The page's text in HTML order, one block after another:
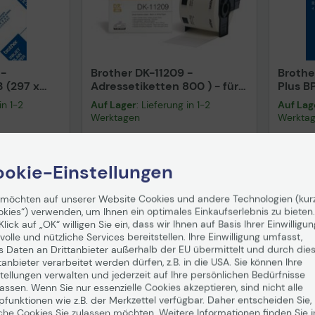
(297 x
- 250
J4210
589
1-2
ab5,99 €
Brother DK-11209 -
Adressetiketten 800 ) - für
QL 1050, 1060, 500, 550,
560, 570, 580, 650, 700, 710,
Auf Lager: Lieferung in 1-2
Werktagen
inkl. MwSt. zzgl.Versand
In den Warenkorb
Plus
mm) -
für
Auf
Einstellungen
auf unserer Website Cookies und andere Technologien
verwenden, um Ihnen ein optimales Einkaufserlebnis zu bieten.
auf „OK“ willigen Sie ein, dass wir Ihnen auf Basis Ihrer
und nützliche Services bereitstellen. Ihre Einwilligung umfasst,
Daten an Drittanbieter außerhalb der EU übermittelt und durch
verarbeitet werden dürfen, z.B. in die USA. Sie können Ihre
verwalten und jederzeit auf Ihre persönlichen Bedürfnisse
Wenn Sie nur essenzielle Cookies akzeptieren, sind nicht alle
wie z.B. der Merkzettel verfügbar. Daher entscheiden Sie,